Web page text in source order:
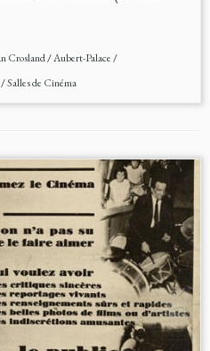
Crosland/Aubert-Palace/
/Salles de Cinéma